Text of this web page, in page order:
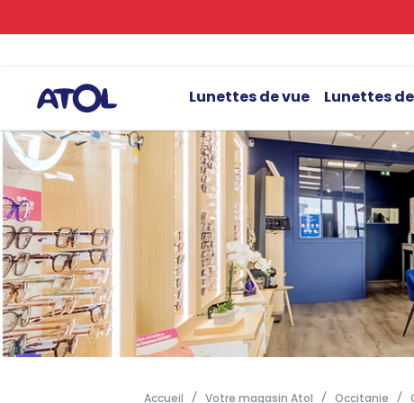
Lunettes de vue Lunettes
Accueil Votre magasin Atol Occitanie